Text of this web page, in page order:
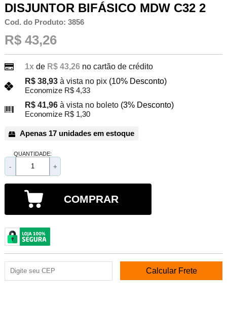
DISJUNTOR BIFÁSICO MDW C32 2
Cod. do Produto: 3856
R$ 43,26
1xde R$ 43,26 no cartão de crédito
R$ 38,93 à vista no pix (10% Desconto)
Economize R$ 4,33
R$ 41,96 à vista no boleto (3% Desconto)
Economize R$ 1,30
Apenas 17 unidades em estoque
QUANTIDADE:
- +
COMPRAR